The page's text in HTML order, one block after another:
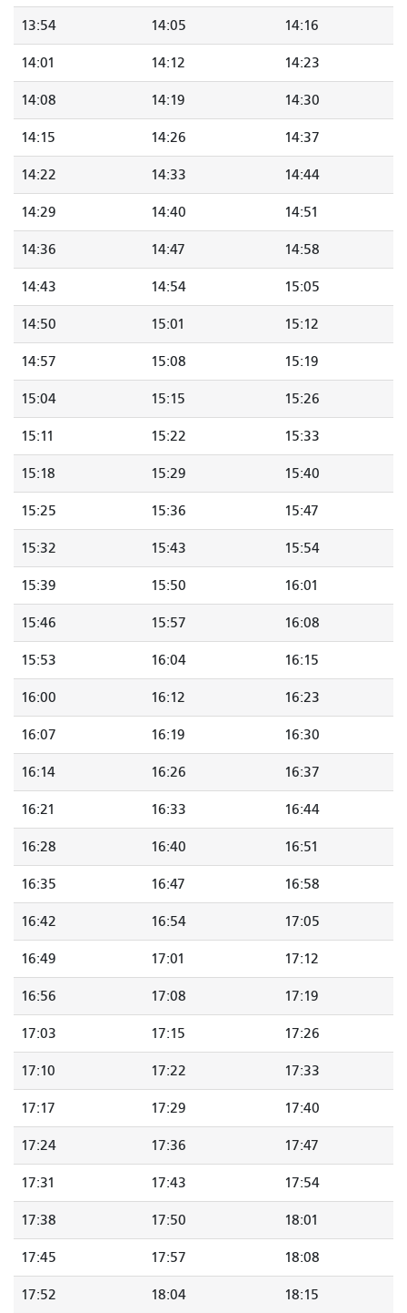
13:54 14:05 14:16
14:01 14:12 14:23
14:08 14:19 14:30
14:15 14:26 14:37
14:22 14:33 14:44
14:29 14:40 14:51
14:36 14:47 14:58
14:43 14:54 15:05
14:50 15:01 15:12
14:57 15:08 15:19
15:04 15:15 15:26
15:11 15:22 15:33
15:18 15:29 15:40
15:25 15:36 15:47
15:32 15:43 15:54
15:39 15:50 16:01
15:46 15:57 16:08
15:53 16:04 16:15
16:00 16:12 16:23
16:07 16:19 16:30
16:14 16:26 16:37
16:21 16:33 16:44
16:28 16:40 16:51
16:35 16:47 16:58
16:42 16:54 17:05
16:49 17:01 17:12
16:56 17:08 17:19
17:03 17:15 17:26
17:10 17:22 17:33
17:17 17:29 17:40
17:24 17:36 17:47
17:31 17:43 17:54
17:38 17:50 18:01
17:45 17:57 18:08
17:52 18:04 18:15